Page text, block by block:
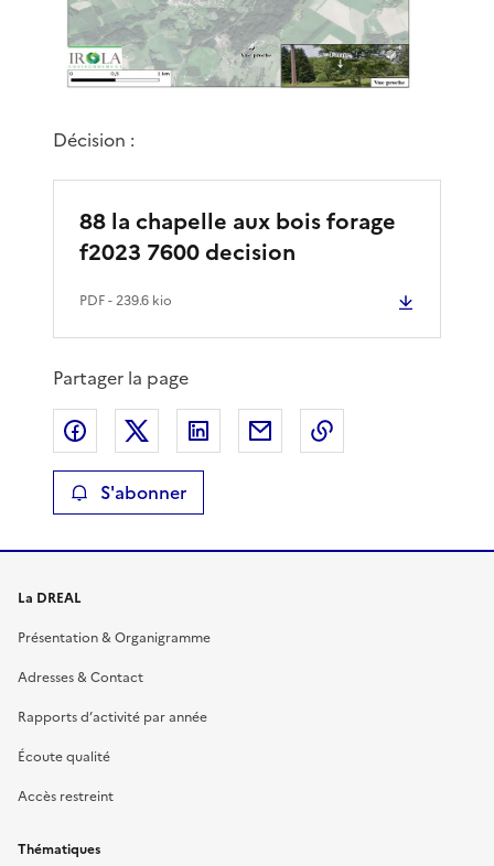
Décision :
88 la chapelle aux bois forage
f2023 7600 decision
PDF- 239.6 kio
Partager la page
Partager sur Facebook
Partager sur XPartager sur LinkedIn
Partager par email
S'abonner
La DREAL
Présentation & Organigramme
Adresses & Contact
Rapports d’activité par année
Écoute qualité
Accès restreint
Thématiques